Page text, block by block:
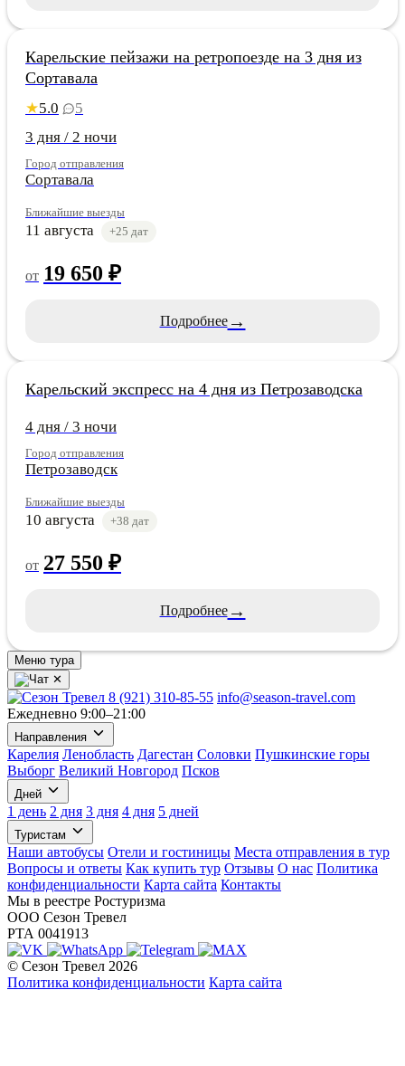
Карельские пейзажи на ретропоезде на 3 дня из
Сортавала
★5.0
5
3 дня / 2 ночи
Город отправления
Сортавала
Ближайшие выезды
11 августа +25 дат
от 19 650 ₽
Подробнее→
Карельский экспресс на 4 дня из Петрозаводска
4 дня / 3 ночи
Город отправления
Петрозаводск
Ближайшие выезды
10 августа +38 дат
от 27 550 ₽
Подробнее→
Меню тура
✕
8 (921) 310-85-55 info@season-travel.com
Ежедневно 9:00–21:00
Направления
Карелия Ленобласть Дагестан Соловки Пушкинские горы
Выборг Великий Новгород Псков
Дней
1 день 2 дня 3 дня 4 дня 5 дней
Туристам
Наши автобусы Отели и гостиницы Места отправления в тур
Вопросы и ответы Как купить тур Отзывы О нас Политика
конфиденциальности Карта сайта Контакты
Мы в реестре Ростуризма
ООО Сезон Тревел
РТА 0041913
© Сезон Тревел 2026
Политика конфиденциальности Карта сайта